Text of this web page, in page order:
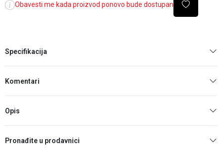
Obavesti me kada proizvod ponovo bude dostupan
Specifikacija
Komentari
Opis
Pronađite u prodavnici